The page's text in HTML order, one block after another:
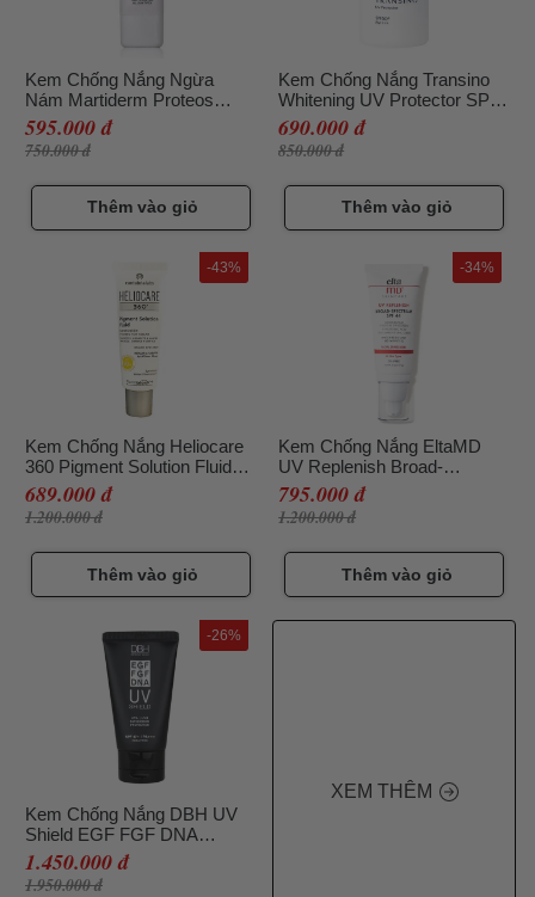
Kem Chống Nắng Ngừa
Nám Martiderm Proteos
Screen SPF50+ 40ml
595.000 đ
750.000 đ
Thêm vào giỏ
Kem Chống Nắng Transino
Whitening UV Protector SPF
50+PA++++ 30ml
690.000 đ
850.000 đ
Thêm vào giỏ
Kem Chống Nắng Heliocare
360 Pigment Solution Fluid
SPF50, 50ml
689.000 đ
1.200.000 đ
-43%
Thêm vào giỏ
Kem Chống Nắng EltaMD
UV Replenish Broad-
795.000 đ
1.200.000 đ
-34%
Thêm vào giỏ
Kem Chống Nắng DBH UV
Shield EGF FGF DNA
SPF47+/ PA+++, 60ml
1.450.000 đ
1.950.000 đ
-26%
XEM THÊM